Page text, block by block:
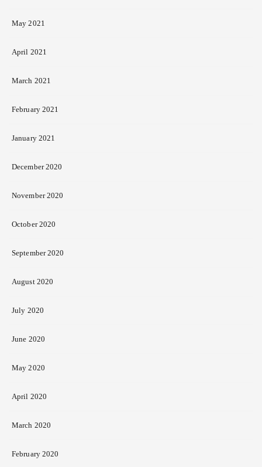
May 2021
April 2021
March 2021
February 2021
January 2021
December 2020
November 2020
October 2020
September 2020
August 2020
July 2020
June 2020
May 2020
April 2020
March 2020
February 2020